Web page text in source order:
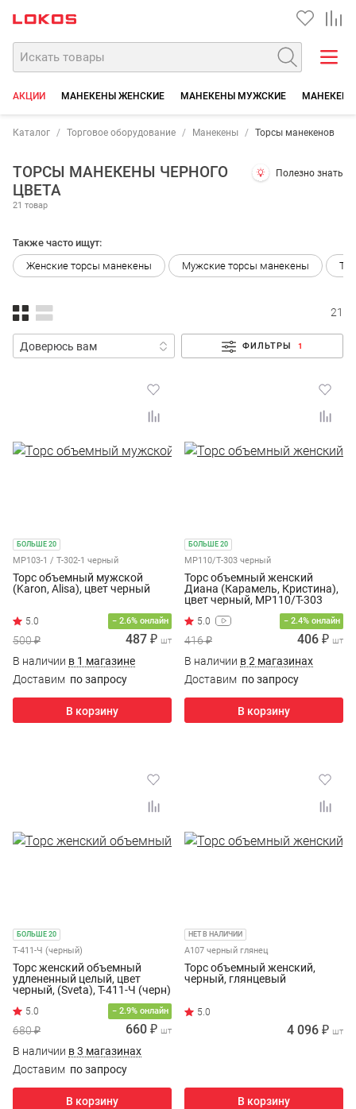
АКЦИИ МАНЕКЕНЫ ЖЕНСКИЕ МАНЕКЕНЫ МУЖСКИЕ
Каталог Торговое оборудование Манекены Торсы манекенов
ТОРСЫ МАНЕКЕНЫ ЧЕРНОГО
ЦВЕТА
21 товар
Полезно знать
Также часто ищут:
Женские торсы манекены
Мужские торсы манекены
21
ФИЛЬТРЫ 1
БОЛЬШЕ 20
МР103-1 / Т-302-1 черный
Торс объемный мужской
(Karon, Alisa), цвет черный
− 2.6% онлайн
500 ₽ 487 ₽ шт
В наличии в 1 магазине
Доставим по запросу
В корзину
БОЛЬШЕ 20
МР110/Т-303 черный
Торс объемный женский
Диана (Карамель, Кристина),
цвет черный, МР110/Т-303
− 2.4% онлайн
416 ₽ 406 ₽ шт
В наличии в 2 магазинах
Доставим по запросу
В корзину
БОЛЬШЕ 20
Т-411-Ч (черный)
Торс женский объемный
удлененный целый, цвет
черный, (Sveta), Т-411-Ч (черн)
− 2.9% онлайн
680 ₽ 660 ₽ шт
В наличии в 3 магазинах
Доставим по запросу
В корзину
НЕТ В НАЛИЧИИ
А107 черный глянец
Торс объемный женский,
черный, глянцевый
4 096 ₽ шт
В корзину